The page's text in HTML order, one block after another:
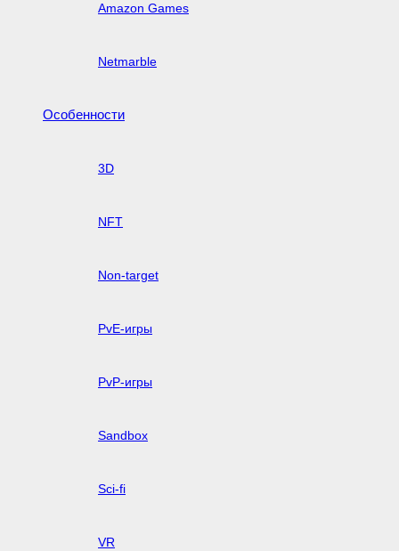
Amazon Games
Netmarble
Особенности
3D
NFT
Non-target
PvE-игры
PvP-игры
Sandbox
Sci-fi
VR